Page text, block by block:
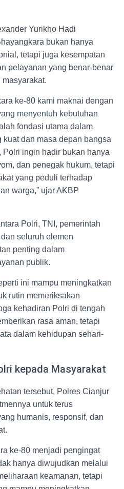
Yurikho Hadi
bukan hanya
tetapi juga kesempatan
pelayanan yang benar-benar
ke-80 kami maknai dengan
menyentuh kebutuhan
fondasi utama dalam
dan masa depan bangsa
ingin hadir bukan hanya
dan penegak hukum, tetapi
yang peduli terhadap
warga,” ujar AKBP
Polri, TNI, pemerintah
seluruh elemen
penting dalam
publik.
ini mampu meningkatkan
rutin memeriksakan
kehadiran Polri di tengah
rasa aman, tetapi
dalam kehidupan sehari-
kepada Masyarakat
tersebut, Polres Cianjur
untuk terus
humanis, responsif, dan
ke-80 menjadi pengingat
hanya diwujudkan melalui
keamanan, tetapi